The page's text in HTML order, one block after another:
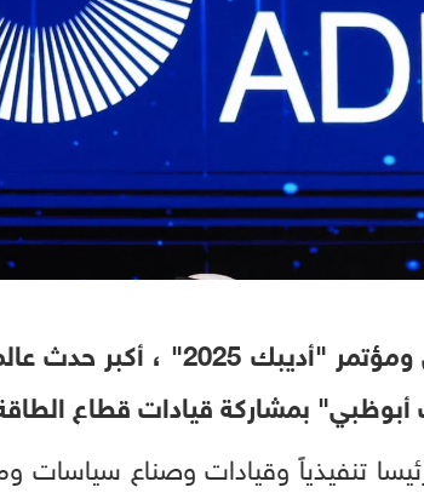
انطلقت، اليوم في أبوظبي، فعاليات
من 45 وزيرا و250 رئيسا تنفيذياً وقيادات وصناع